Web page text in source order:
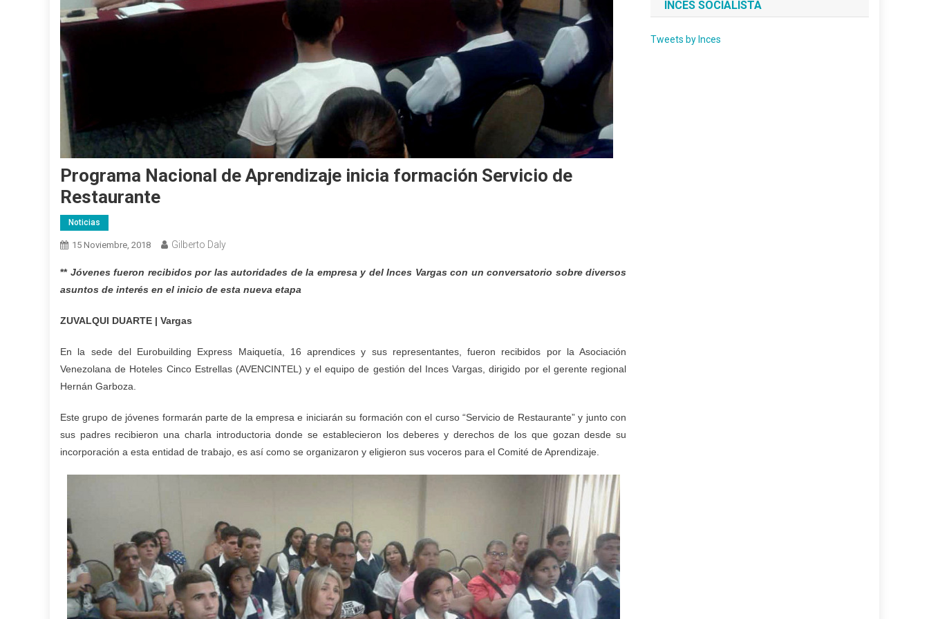
Programa Nacional de Aprendizaje inicia formación Servicio de
Restaurante
Noticias
15 Noviembre, 2018 Gilberto Daly
**Jóvenes fueron recibidos por las autoridades de la empresa y del Inces Vargas con un conversatorio sobre diversos
asuntos de interés en el inicio de esta nueva etapa
ZUVALQUI DUARTE | Vargas
En la sede del Eurobuilding Express Maiquetía, 16 aprendices y sus representantes, fueron recibidos por la Asociación
Venezolana de Hoteles Cinco Estrellas (AVENCINTEL) y el equipo de gestión del Inces Vargas, dirigido por el gerente regional
Hernán Garboza.
Este grupo de jóvenes formarán parte de la empresa e iniciarán su formación con el curso “Servicio de Restaurante” y junto con
sus padres recibieron una charla introductoria donde se establecieron los deberes y derechos de los que gozan desde su
incorporación a esta entidad de trabajo, es así como se organizaron y eligieron sus voceros para el Comité de Aprendizaje.
INCES SOCIALISTA
Tweets by Inces